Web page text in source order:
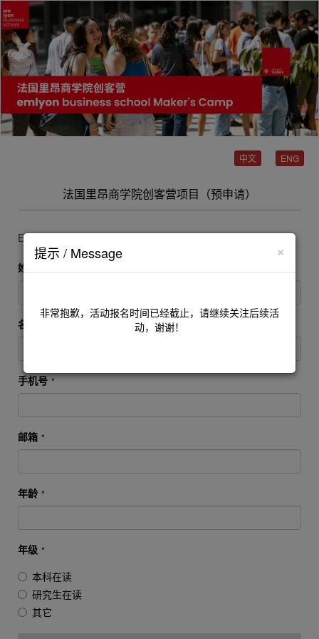
ENG
中文
法国里昂商学院创客营项目（预申请）
Explore the World, Elevate Yourself!
姓
名
手机号 *
邮箱 *
年龄 *
年级 *
本科在读
研究生在读
其它
×
提示 / Message
非常抱歉，活动报名时间已经截止，请继续关注后续活
动，谢谢！